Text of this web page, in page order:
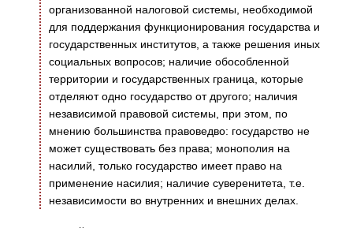
организованной налоговой системы, необходимой
для поддержания функционирования государства и
государственных институтов, а также решения иных
социальных вопросов; наличие обособленной
территории и государственных граница, которые
отделяют одно государство от другого; наличия
независимой правовой системы, при этом, по
мнению большинства правоведво: государство не
может существовать без права; монополия на
насилий, только государство имеет право на
применение насилия; наличие суверенитета, т.е.
независимости во внутренних и внешних делах.